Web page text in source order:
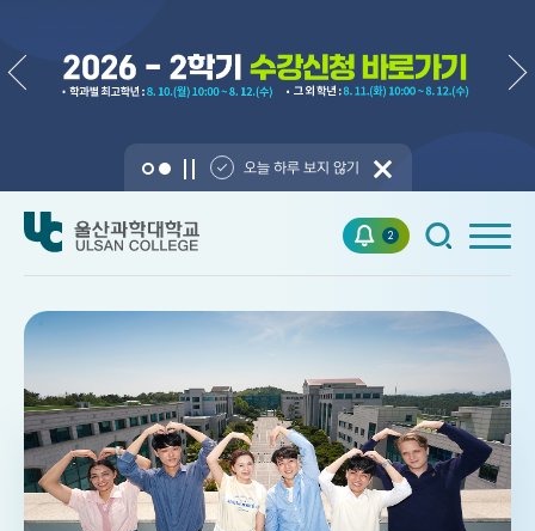
오늘 하루 보지 않기
2
AID 전환 중점 전문대학 지원사업 선정
기사바로가기